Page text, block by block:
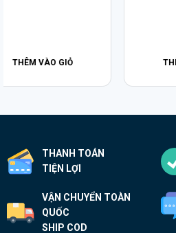
THÊM VÀO GIỎ
THANH TOÁN
TIỆN LỢI
VẬN CHUYỂN TOÀN
QUỐC
SHIP COD